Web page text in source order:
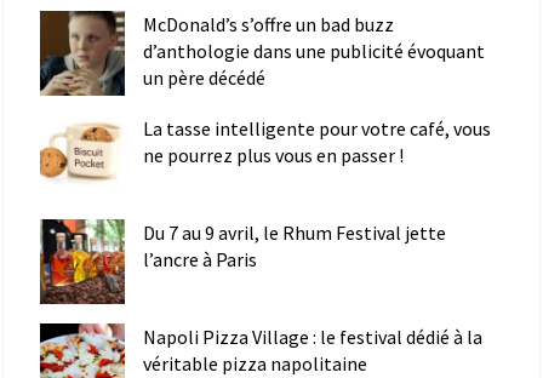
McDonald’s s’offre un bad buzz
d’anthologie dans une publicité évoquant
un père décédé
La tasse intelligente pour votre café, vous
ne pourrez plus vous en passer !
Du 7 au 9 avril, le Rhum Festival jette
l’ancre à Paris
Napoli Pizza Village : le festival dédié à la
véritable pizza napolitaine